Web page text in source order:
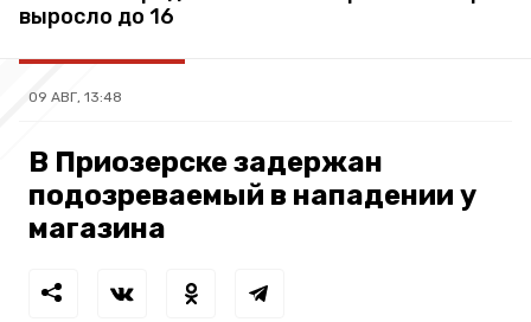
выросло до 16
09 АВГ, 13:48
В Приозерске задержан
подозреваемый в нападении у
магазина